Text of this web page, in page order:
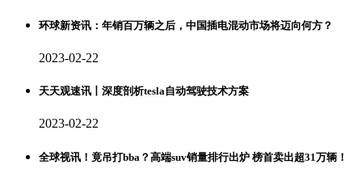
环球新资讯：年销百万辆之后，中国插电混动市场将迈向何方？
2023-02-22
天天观速讯丨深度剖析tesla自动驾驶技术方案
2023-02-22
全球视讯！竟吊打bba？高端suv销量排行出炉 榜首卖出超31万辆！